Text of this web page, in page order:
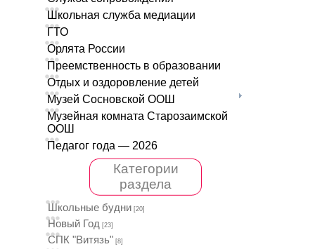
Школьная служба медиации
ГТО
Орлята России
Преемственность в образовании
Отдых и оздоровление детей
Музей Сосновской ООШ
Музейная комната Старозаимской
ООШ
Педагог года — 2026
Категории
раздела
Школьные будни [20]
Новый Год [23]
СПК "Витязь" [8]